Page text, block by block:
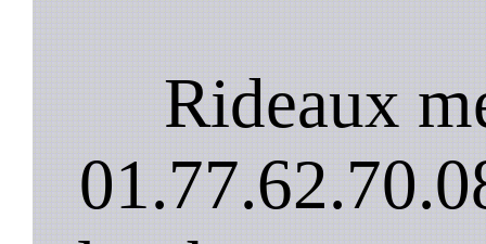
Rideaux